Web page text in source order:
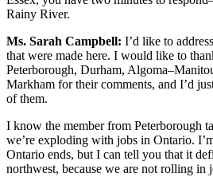
Rainy River.
Ms. Sarah Campbell: I’d like to
that were made here. I would like to
Peterborough, Durham,
Markham for their comments, and I’d
of them.
I know the member from Peterborough
we’re exploding with jobs in Ontario.
Ontario ends, but I can tell you that it
northwest, because we are not rolling in